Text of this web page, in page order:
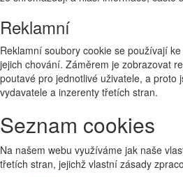
Reklamní
Reklamní soubory cookie se používají
jejich chování. Záměrem je zobrazovat
poutavé pro jednotlivé uživatele, a proto
vydavatele a inzerenty třetích stran.
Seznam cookies
Na našem webu využíváme jak naše
třetích stran, jejichž vlastní zásady